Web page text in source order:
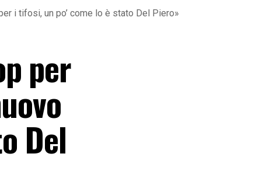
i tifosi, un po’ come lo è stato Del Piero»
per
Del